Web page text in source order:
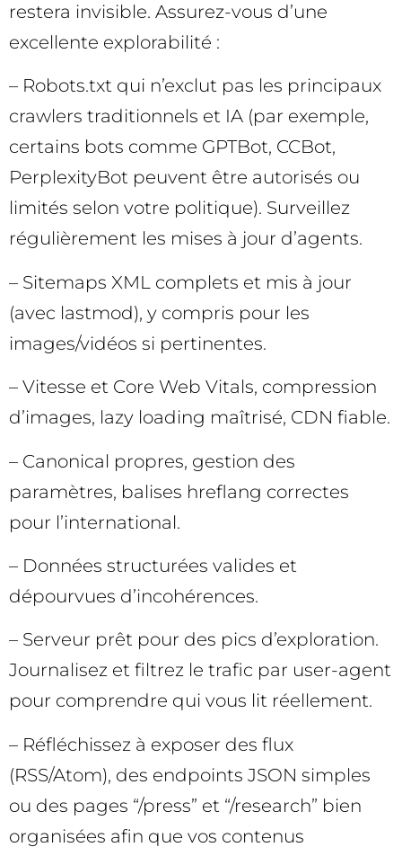
restera invisible. Assurez-vous d’une
excellente explorabilité :
– Robots.txt qui n’exclut pas les principaux
crawlers traditionnels et IA (par exemple,
certains bots comme GPTBot, CCBot,
PerplexityBot peuvent être autorisés ou
limités selon votre politique). Surveillez
régulièrement les mises à jour d’agents.
– Sitemaps XML complets et mis à jour
(avec lastmod), y compris pour les
images/vidéos si pertinentes.
– Vitesse et Core Web Vitals, compression
d’images, lazy loading maîtrisé, CDN fiable.
– Canonical propres, gestion des
paramètres, balises hreflang correctes
pour l’international.
– Données structurées valides et
dépourvues d’incohérences.
– Serveur prêt pour des pics d’exploration.
Journalisez et filtrez le trafic par user-agent
pour comprendre qui vous lit réellement.
– Réfléchissez à exposer des flux
(RSS/Atom), des endpoints JSON simples
ou des pages “/press” et “/research” bien
organisées afin que vos contenus